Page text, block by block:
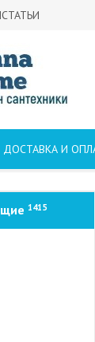
СТАТЬИ
ДОСТАВКА И
1415